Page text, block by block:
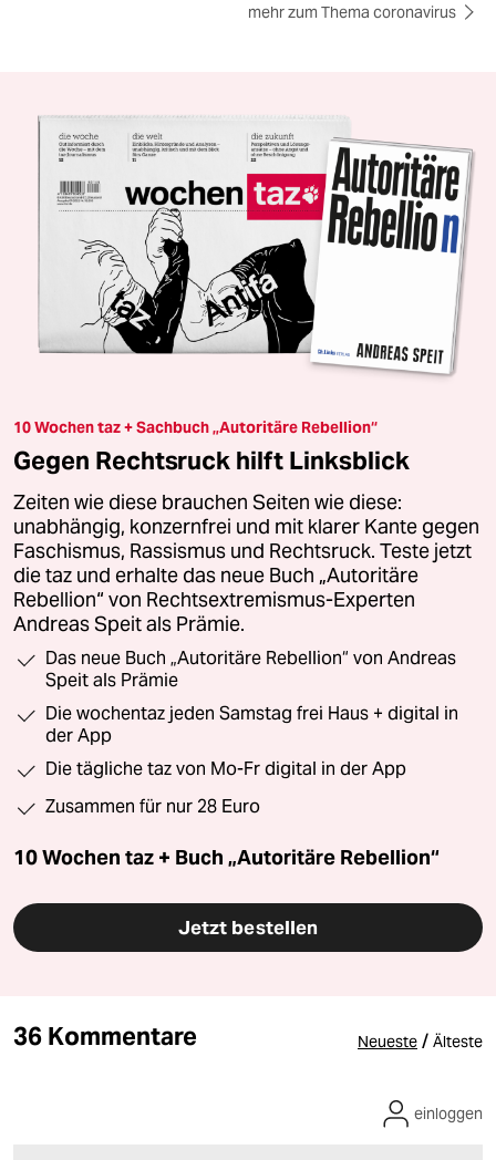
mehr zum Thema coronavirus
10 Wochen taz + Sachbuch „Autoritäre Rebellion“
Gegen Rechtsruck hilft Linksblick
Zeiten wie diese brauchen Seiten wie diese:
unabhängig, konzernfrei und mit klarer Kante gegen
Faschismus, Rassismus und Rechtsruck. Teste jetzt
die taz und erhalte das neue Buch „Autoritäre
Rebellion“ von Rechtsextremismus-Experten
Andreas Speit als Prämie.
Das neue Buch „Autoritäre Rebellion“ von Andreas
Speit als Prämie
Die wochentaz jeden Samstag frei Haus + digital in
der App
Die tägliche taz von Mo-Fr digital in der App
Zusammen für nur 28 Euro
10 Wochen taz + Buch „Autoritäre Rebellion“
Jetzt bestellen
36 Kommentare Neueste / Älteste
einloggen